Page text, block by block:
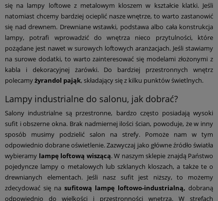
się na lampy loftowe z metalowym kloszem w kształcie klatki. Jeśli
natomiast chcemy bardziej ocieplić nasze wnętrze, to warto zastanowić
się nad drewnem. Drewniane wstawki, podstawa albo cała konstrukcja
lampy, potrafi wprowadzić do wnętrza nieco przytulności, które
pożądane jest nawet w surowych loftowych aranżacjach. Jeśli stawiamy
na surowe dodatki, to warto zainteresować się modelami złożonymi z
kabla i dekoracyjnej żarówki. Do bardziej przestronnych wnętrz
polecamyżyrandol pająk, składający się z kilku punktów świetlnych.
Lampy industrialne do salonu, jak dobrać?
Salony industrialne są przestronne, bardzo często posiadają wysoki
sufit i obszerne okna. Brak nadmiernej ilości ścian, powoduje, że w inny
sposób musimy podzielić salon na strefy. Pomoże nam w tym
odpowiednio dobrane oświetlenie. Zazwyczaj jako główne źródło światła
wybieramy lampę loftową wiszącą. W naszym sklepie znajdą Państwo
pojedyncze lampy o metalowych lub szklanych kloszach, a także te o
drewnianych elementach. Jeśli nasz sufit jest niższy, to możemy
zdecydować się na sufitową lampę loftowo-industrialną, dobraną
odpowiednio do wielkości i przestronności wnętrza. W strefach